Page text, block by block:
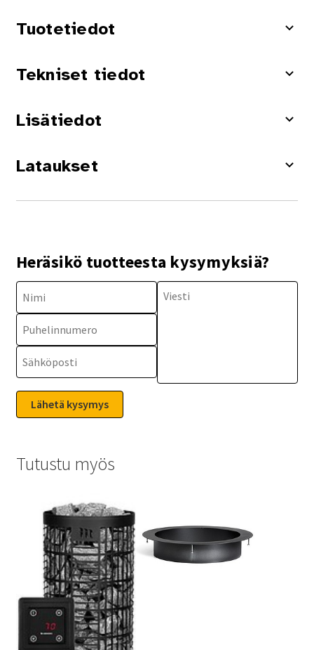
Tuotetiedot
Tekniset tiedot
Lisätiedot
Lataukset
Heräsikö tuotteesta kysymyksiä?
Tutustu myös